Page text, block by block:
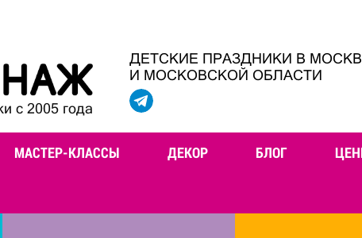
с 2005 года
ДЕТСКИЕ ПРАЗДНИКИ В
И МОСКОВСКОЙ ОБЛАСТИ
МАСТЕР-КЛАССЫ ДЕКОР БЛОГ